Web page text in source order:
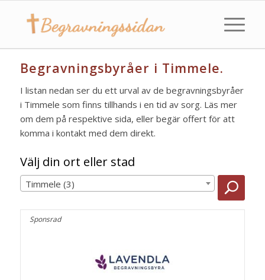
Begravningsbyråer i Timmele.
I listan nedan ser du ett urval av de begravningsbyråer
i Timmele som finns tillhands i en tid av sorg. Läs mer
om dem på respektive sida, eller begär offert för att
komma i kontakt med dem direkt.
Välj din ort eller stad
Timmele (3)
Sponsrad